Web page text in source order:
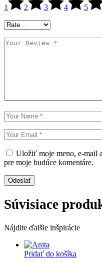
1 2 3 4 5
Uložiť moje meno, e-mail
pre moje budúce komentáre.
Odoslať
Súvisiace
Nájdite ďalšie inšpirácie
Pridať do košíka